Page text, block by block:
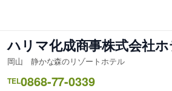
ス
キ
ッ
ハリマ化成商事株式会社
岡山 静かな森のリゾートホテル
TEL0868-77-0339